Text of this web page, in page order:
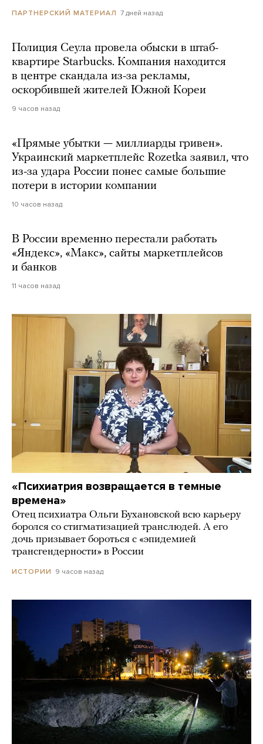
ПАРТНЕРСКИЙ МАТЕРИАЛ 7 дней назад
Полиция Сеула провела обыски в штаб-
квартире Starbucks. Компания находится
в центре скандала из-за рекламы,
оскорбившей жителей Южной Кореи
9 часов назад
«Прямые убытки — миллиарды гривен».
Украинский маркетплейс Rozetka заявил, что
из-за удара России понес самые большие
потери в истории компании
10 часов назад
В России временно перестали работать
«Яндекс», «Макс», сайты маркетплейсов
и банков
11 часов назад
«Психиатрия возвращается в темные
времена»
Отец психиатра Ольги Бухановской всю карьеру
боролся со стигматизацией транслюдей. А его
дочь призывает бороться с «эпидемией
трансгендерности» в России
ИСТОРИИ 9 часов назад